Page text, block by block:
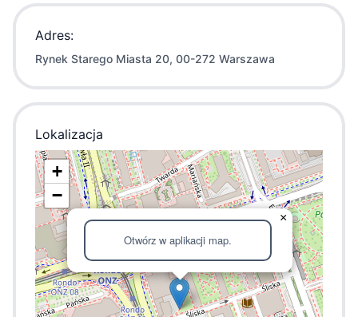
Adres:
Rynek Starego Miasta 20, 00-272 Warszawa
Lokalizacja
Otwórz w aplikacji map.
×
+
−